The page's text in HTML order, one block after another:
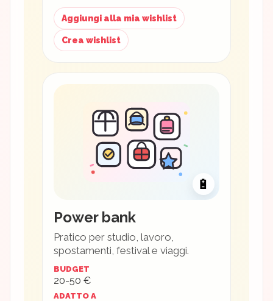
Aggiungi alla mia wishlist
Crea wishlist
🔋
Power bank
Pratico per studio, lavoro,
spostamenti, festival e viaggi.
BUDGET
20-50 €
ADATTO A